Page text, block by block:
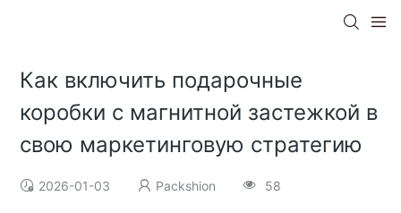
Как включить подарочные
коробки с магнитной застежкой в
​​свою маркетинговую стратегию
2026-01-03 Packshion 58